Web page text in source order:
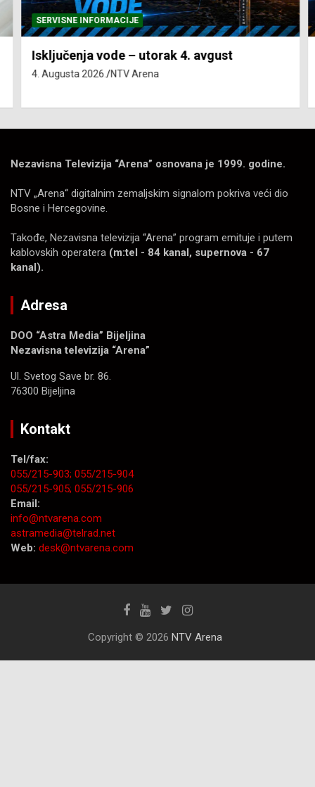
SERVISNE INFORMACIJE
Isključenja vode – utorak 4. avgust
4. Augusta 2026. NTV Arena
Nezavisna Televizija “Arena” osnovana je 1999. godine.
NTV „Arena“ digitalnim zemaljskim signalom pokriva veći dio
Bosne i Hercegovine.
Takođe, Nezavisna televizija “Arena” program emituje i putem
kablovskih operatera (m:tel - 84 kanal, supernova - 67
kanal).
Adresa
DOO “Astra Media” Bijeljina
Nezavisna televizija “Arena”
Ul. Svetog Save br. 86.
76300 Bijeljina
Kontakt
Tel/fax:
055/215-903; 055/215-904
055/215-905; 055/215-906
Email:
info@ntvarena.com
astramedia@telrad.net
Web: desk@ntvarena.com
Copyright © 2026 NTV Arena